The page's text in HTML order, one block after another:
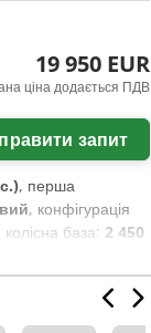
19 950 EUR
ціна додається ПДВ
запит
, перша
, конфігурація
колісна база: 2 450
кондиціонер,